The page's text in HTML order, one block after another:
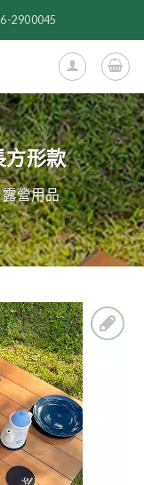
2900045
方形款
露營用品
加入